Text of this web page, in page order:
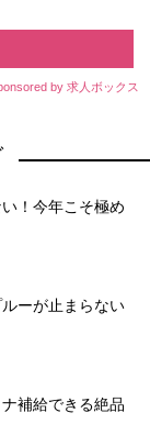
by 求人ボックス
！今年こそ極め
ーが止まらない
補給できる絶品